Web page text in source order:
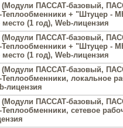
ПАССАТ-базовый,
+ "Штуцер -
место (1 год), Web-лицензия
ПАССАТ-базовый,
+ "Штуцер -
место (1 год), Web-лицензия
ПАССАТ-базовый,
локальное
лицензия
ПАССАТ-базовый,
сетевое